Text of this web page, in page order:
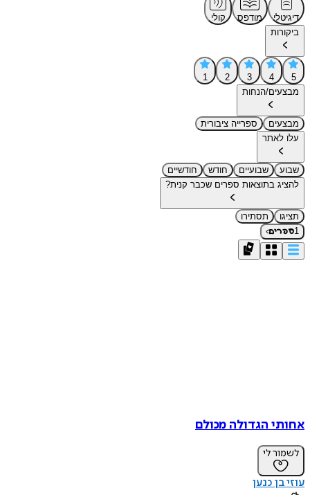
דיגיטלי מודפס
קולי
ביקורות
5
4
3
2
1
מבצעים/הנחות
מבצעים
ספרייה ציבורית
עלו לאתר
שבוע שבועיים חודש
חודשיים
להציג בתוצאות ספרים שכבר קנית?
תציגו
תסתירו
1ספרים›
אחותי הגדולה מכולם
לשמור לי
עוזי בן כנען